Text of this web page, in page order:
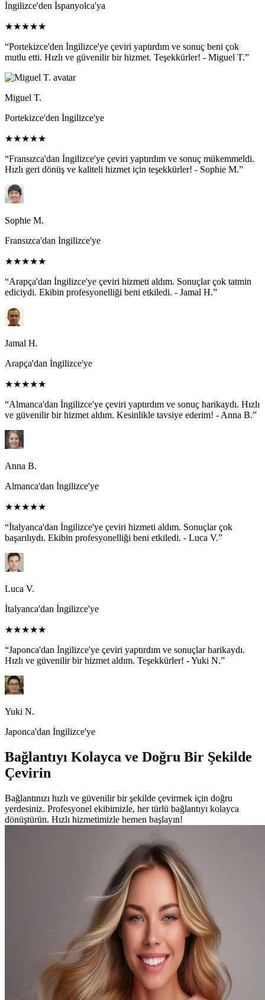
İngilizce'den İspanyolca'ya
★★★★★
“Portekizce'den İngilizce'ye çeviri yaptırdım ve sonuç beni çok
mutlu etti. Hızlı ve güvenilir bir hizmet. Teşekkürler! - Miguel T.”
Miguel T.
Portekizce'den İngilizce'ye
★★★★★
“Fransızca'dan İngilizce'ye çeviri yaptırdım ve sonuç mükemmeldi.
Hızlı geri dönüş ve kaliteli hizmet için teşekkürler! - Sophie M.”
Sophie M.
Fransızca'dan İngilizce'ye
★★★★★
“Arapça'dan İngilizce'ye çeviri hizmeti aldım. Sonuçlar çok tatmin
ediciydi. Ekibin profesyonelliği beni etkiledi. - Jamal H.”
Jamal H.
Arapça'dan İngilizce'ye
★★★★★
“Almanca'dan İngilizce'ye çeviri yaptırdım ve sonuç harikaydı. Hızlı
ve güvenilir bir hizmet aldım. Kesinlikle tavsiye ederim! - Anna B.”
Anna B.
Almanca'dan İngilizce'ye
★★★★★
“İtalyanca'dan İngilizce'ye çeviri hizmeti aldım. Sonuçlar çok
başarılıydı. Ekibin profesyonelliği beni etkiledi. - Luca V.”
Luca V.
İtalyanca'dan İngilizce'ye
★★★★★
“Japonca'dan İngilizce'ye çeviri yaptırdım ve sonuçlar harikaydı.
Hızlı ve güvenilir bir hizmet aldım. Teşekkürler! - Yuki N.”
Yuki N.
Japonca'dan İngilizce'ye
Bağlantıyı Kolayca ve Doğru Bir Şekilde
Çevirin
Bağlantınızı hızlı ve güvenilir bir şekilde çevirmek için doğru
yerdesiniz. Profesyonel ekibimizle, her türlü bağlantıyı kolayca
dönüştürün. Hızlı hizmetimizle hemen başlayın!